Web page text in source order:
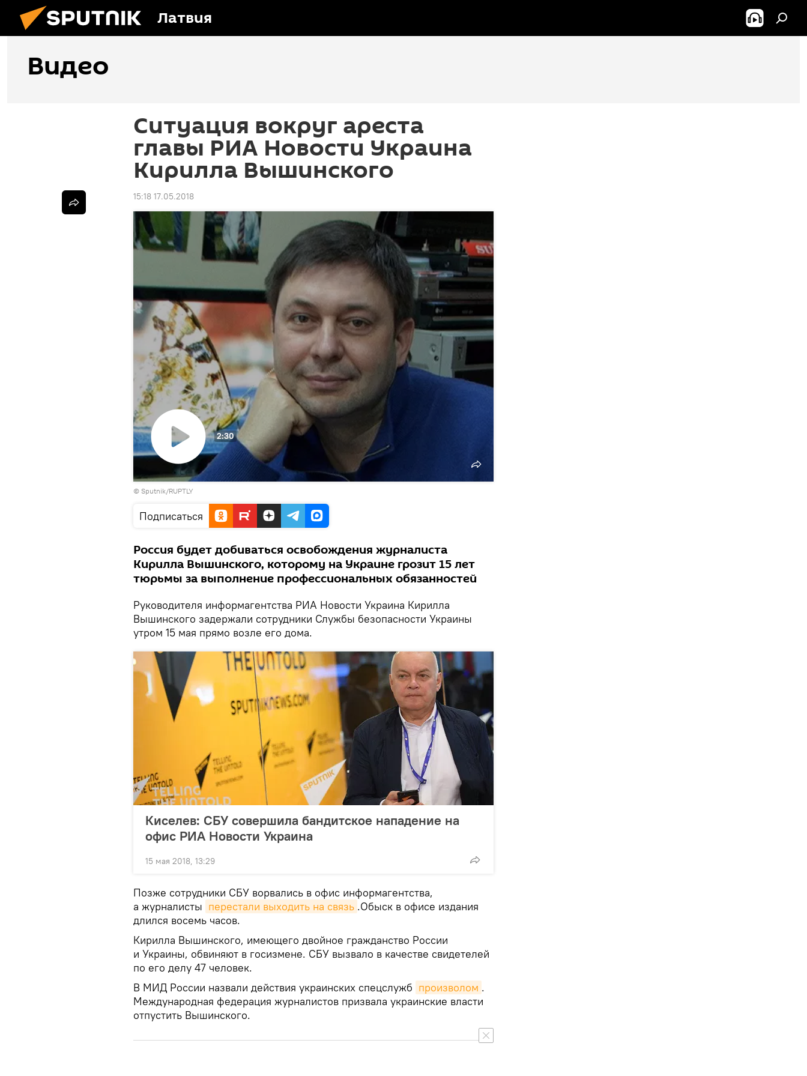
Латвия
Видео
Ситуация вокруг ареста
главы РИА Новости Украина
Кирилла Вышинского
15:18 17.05.2018
Воспроизвести
видео
2:30
© Sputnik/RUPTLY
Подписаться
Россия будет добиваться освобождения журналиста
Кирилла Вышинского, которому на Украине грозит 15 лет
тюрьмы за выполнение профессиональных обязанностей
Руководителя информагентства РИА Новости Украина Кирилла
Вышинского задержали сотрудники Службы безопасности Украины
утром 15 мая прямо возле его дома.
Киселев: СБУ совершила бандитское нападение на
офис РИА Новости Украина
15 мая 2018, 13:29
Позже сотрудники СБУ ворвались в офис информагентства,
а журналисты перестали выходить на связь .Обыск в офисе издания
длился восемь часов.
Кирилла Вышинского, имеющего двойное гражданство России
и Украины, обвиняют в госизмене. СБУ вызвало в качестве свидетелей
по его делу 47 человек.
В МИД России назвали действия украинских спецслужб произволом .
Международная федерация журналистов призвала украинские власти
отпустить Вышинского.